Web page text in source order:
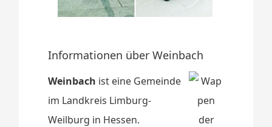
Informationen über Weinbach
Weinbach ist eine Gemeinde
im Landkreis Limburg-
Weilburg in Hessen.